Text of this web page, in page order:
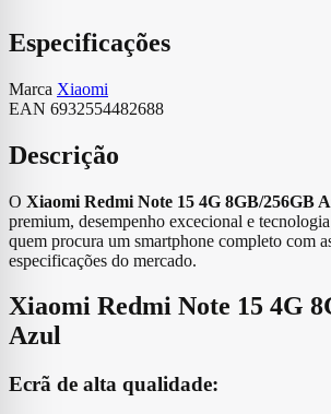
Especificações
Marca Xiaomi
EAN 6932554482688
Descrição
O Xiaomi Redmi Note 15 4G 8GB/256GB
premium, desempenho excecional e
quem procura um smartphone completo com
especificações do mercado.
Xiaomi Redmi Note 15 4G
Azul
Ecrã de alta qualidade: